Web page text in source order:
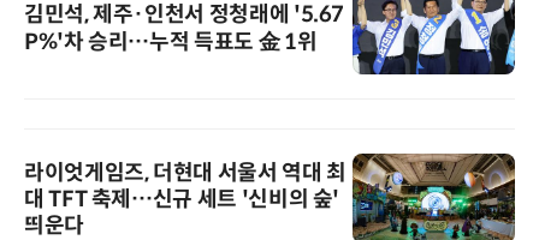
김민석, 제주·인천서 정청래에 '5.67
P%'차 승리…누적 득표도 金 1위
라이엇게임즈, 더현대 서울서 역대 최
대 TFT 축제…신규 세트 '신비의 숲'
띄운다